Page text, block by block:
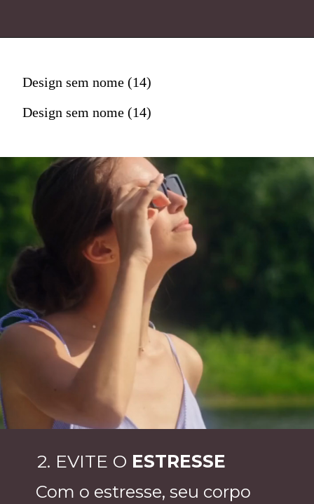
Design sem nome (14)
Design sem nome (14)
2. EVITE O ESTRESSE
Com o estresse, seu corpo